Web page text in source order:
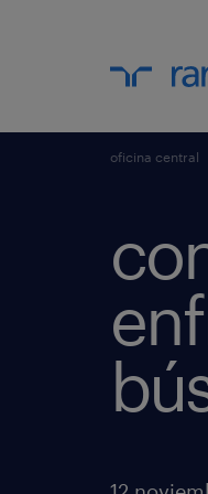
oficina central